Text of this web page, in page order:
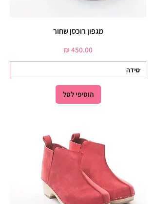
מגפון רוכסן שחור
מחיר
הוסיפי לסל